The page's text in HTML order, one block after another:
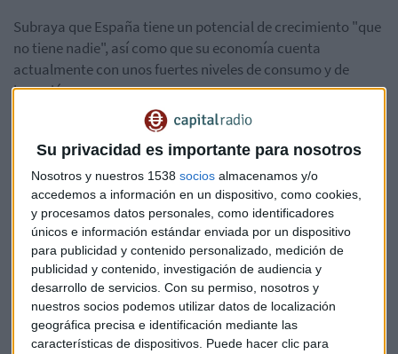
Su privacidad es importante para nosotros
Nosotros y nuestros 1538 socios almacenamos y/o
accedemos a información en un dispositivo, como cookies,
y procesamos datos personales, como identificadores
únicos e información estándar enviada por un dispositivo
para publicidad y contenido personalizado, medición de
publicidad y contenido, investigación de audiencia y
desarrollo de servicios. Con su permiso, nosotros y
nuestros socios podemos utilizar datos de localización
geográfica precisa e identificación mediante las
características de dispositivos. Puede hacer clic para
Subraya que España tiene un potencial de crecimiento "que
no tiene nadie", así como que su economía cuenta
actualmente con unos fuertes niveles de consumo y de
inversión.
Por otro lado asegura que el principal problema de los
españoles es que tienen una opinión sobre ellos mismos
"peor de la que es", al contrario de los anglosajones, que
"tienen una opinión espectacular sobre ellos y luego no son
tanto".
Preguntado por el escenario político español, ha afirmado
que Telefónica no se dedica a este campo y que en la
empresa su política actualmente es la de digitalización y
cada uno piensa lo quiere y vota a quien desea".